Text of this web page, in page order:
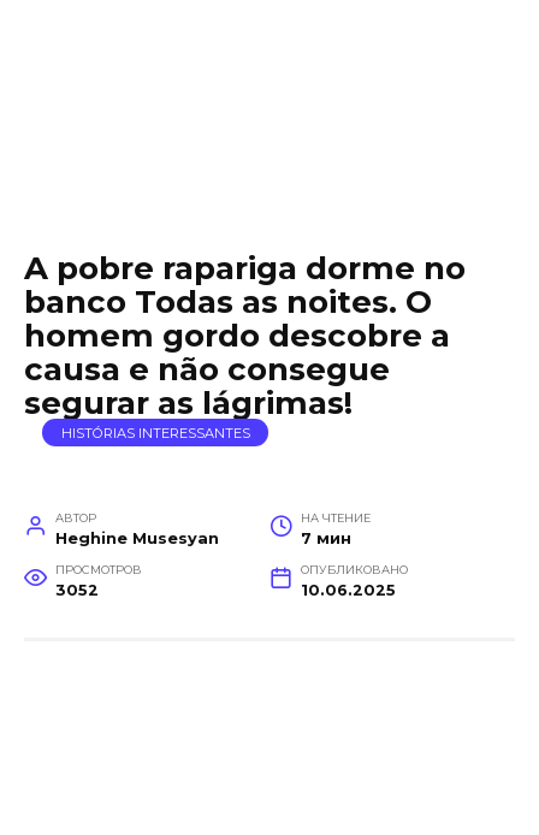
A pobre rapariga dorme no
banco Todas as noites. O
homem gordo descobre a
causa e não consegue
segurar as lágrimas!
HISTÓRIAS INTERESSANTES
АВТОР
Heghine Musesyan
НА ЧТЕНИЕ
7 мин
ПРОСМОТРОВ
3052
ОПУБЛИКОВАНО
10.06.2025